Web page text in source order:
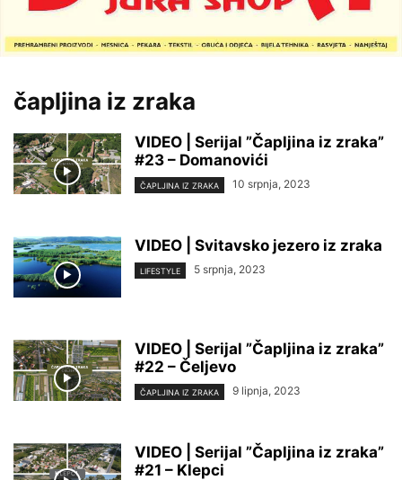
čapljina iz zraka
VIDEO | Serijal ”Čapljina iz zraka”
#23 – Domanovići
ČAPLJINA IZ ZRAKA 10 srpnja, 2023
VIDEO | Svitavsko jezero iz zraka
LIFESTYLE 5 srpnja, 2023
VIDEO | Serijal ”Čapljina iz zraka”
#22 – Čeljevo
ČAPLJINA IZ ZRAKA 9 lipnja, 2023
VIDEO | Serijal ”Čapljina iz zraka”
#21 – Klepci